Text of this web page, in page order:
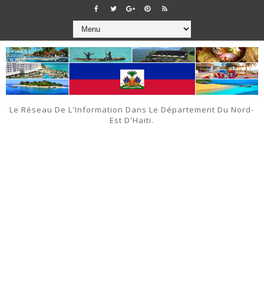
Le Réseau De L'Information Dans Le Département Du Nord-
Est D'Haiti.